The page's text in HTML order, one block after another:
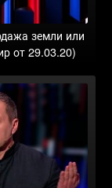
земли или
от 29.03.20)